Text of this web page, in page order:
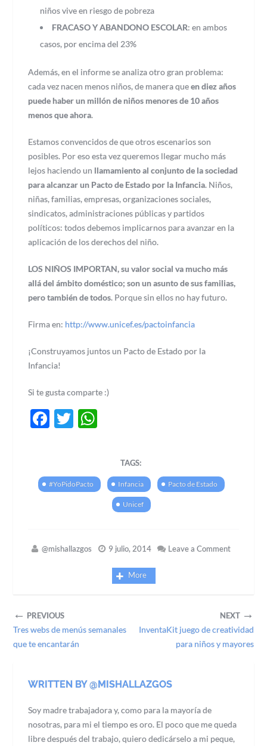
niños vive en riesgo de pobreza
FRACASO Y ABANDONO ESCOLAR: en ambos
casos, por encima del 23%
Además, en el informe se analiza otro gran problema:
cada vez nacen menos niños, de manera queen diez años
puede haber un millón de niños menores de 10 años
menos que ahora.
Estamos convencidos de que otros escenarios son
posibles. Por eso esta vez queremos llegar mucho más
lejos haciendo un llamamiento al conjunto de la sociedad
para alcanzar un Pacto de Estado por la Infancia. Niños,
niñas, familias, empresas, organizaciones sociales,
sindicatos, administraciones públicas y partidos
políticos: todos debemos implicarnos para avanzar en la
aplicación de los derechos del niño.
LOS NIÑOS IMPORTAN, su valor social va mucho más
allá del ámbito doméstico; son un asunto de sus familias,
pero también de todos. Porque sin ellos no hay futuro.
Firma en: http://www.unicef.es/pactoinfancia
¡Construyamos juntos un Pacto de Estado por la
Infancia!
Si te gusta comparte :)
Facebook
Twitter
TAGS:
#YoPidoPacto Infancia Pacto de Estado
Unicef
@mishallazgos 9 julio, 2014 Leave a Comment
More
← PREVIOUS
Tres webs de menús semanales
que te encantarán
NEXT →
InventaKit juego de creatividad
para niños y mayores
WRITTEN BY @MISHALLAZGOS
Soy madre trabajadora y, como para la mayoría de
nosotras, para mi el tiempo es oro. El poco que me queda
libre después del trabajo, quiero dedicárselo a mi peque,